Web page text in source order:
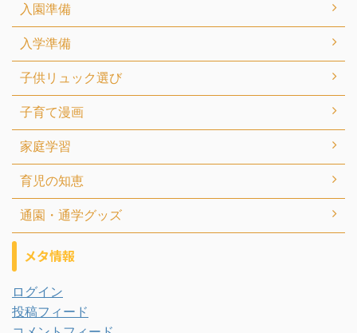
入園準備
入学準備
子供リュック選び
子育て漫画
家庭学習
育児の知恵
通園・通学グッズ
メタ情報
ログイン
投稿フィード